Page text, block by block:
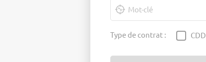
Type de contrat : CDD